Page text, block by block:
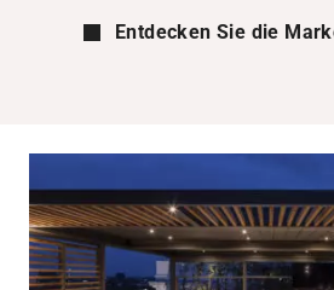
Entdecken Sie die